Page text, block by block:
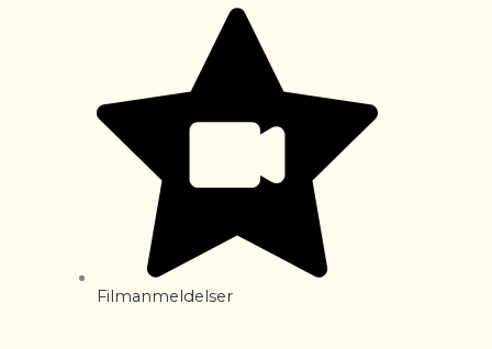
Filmanmeldelser